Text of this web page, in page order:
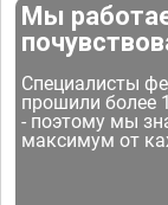
Мы
Специалисты
прошили более
- поэтому мы
максимум от